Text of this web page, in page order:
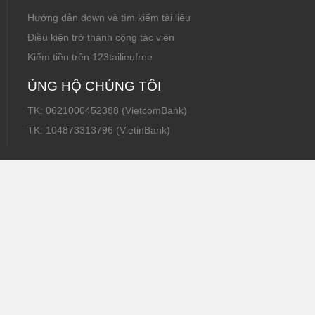
Hướng dẫn down và tìm kiếm tài liệu
Điều kiện trở thành cộng tác viên
Kiếm tiền trên 123tailieufree
ỦNG HỘ CHÚNG TÔI
TK: 0621000452388 (VietcomBank)
TK: 104873313796 (VietinBank)